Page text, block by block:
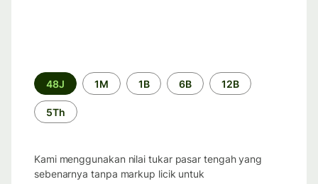
Periode
waktu
48J 1M 1B 6B 12B
5Th
Kami menggunakan nilai tukar pasar tengah yang
sebenarnya tanpa markup licik untuk